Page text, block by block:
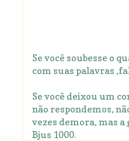
Se você soubesse o
com suas palavras
Se você deixou um
não respondemos,
vezes demora, mas a
Bjus 1000.